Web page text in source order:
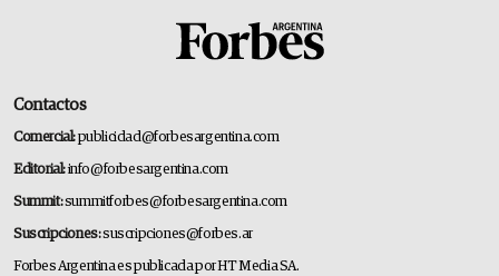
Contactos
Comercial:publicidad@forbesargentina.com
Editorial:info@forbesargentina.com
Summit:summitforbes@forbesargentina.com
Suscripciones:suscripciones@forbes.ar
Forbes Argentina es publicada por HT Media SA.